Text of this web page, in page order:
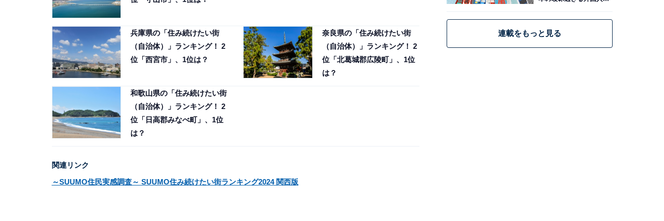
兵庫県の「住み続けたい街
（自治体）」ランキング！ 2
位「西宮市」、1位は？
奈良県の「住み続けたい街
（自治体）」ランキング！ 2
位「北葛城郡広陵町」、1位
は？
和歌山県の「住み続けたい街
（自治体）」ランキング！ 2
位「日高郡みなべ町」、1位
は？
関連リンク
～SUUMO住民実感調査～ SUUMO住み続けたい街ランキング2024 関西版
連載をもっと見る